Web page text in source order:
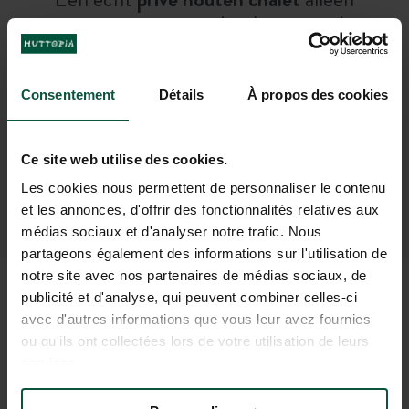
Consentement Détails À propos des cookies
Ce site web utilise des cookies.
Les cookies nous permettent de personnaliser le contenu
et les annonces, d'offrir des fonctionnalités relatives aux
médias sociaux et d'analyser notre trafic. Nous
partageons également des informations sur l'utilisation de
notre site avec nos partenaires de médias sociaux, de
publicité et d'analyse, qui peuvent combiner celles-ci
avec d'autres informations que vous leur avez fournies
ou qu'ils ont collectées lors de votre utilisation de leurs
voor u, met een adembenemend
uitzicht op de besneeuwde toppen
BOEK UW VERBLIJF
ALLE BENODIGDE
VERBLIJF VOOR TE